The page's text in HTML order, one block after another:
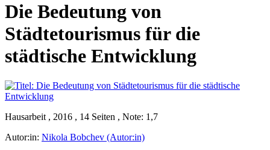
Die Bedeutung von
Städtetourismus für die
städtische Entwicklung
Hausarbeit , 2016 , 14 Seiten , Note: 1,7
Autor:in: Nikola Bobchev (Autor:in)